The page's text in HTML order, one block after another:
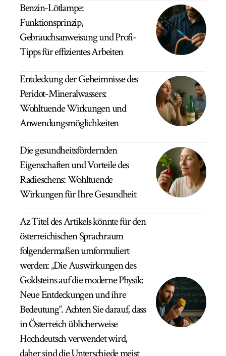
Benzin-Lötlampe:
Funktionsprinzip,
Gebrauchsanweisung und Profi-
Tipps für effizientes Arbeiten
Entdeckung der Geheimnisse des
Peridot-Mineralwassers:
Wohltuende Wirkungen und
Anwendungsmöglichkeiten
Die gesundheitsfördernden
Eigenschaften und Vorteile des
Radieschens: Wohltuende
Wirkungen für Ihre Gesundheit
Az Titel des Artikels könnte für den
österreichischen Sprachraum
folgendermaßen umformuliert
werden: „Die Auswirkungen des
Goldsteins auf die moderne Physik:
Neue Entdeckungen und ihre
Bedeutung“. Achten Sie darauf, dass
in Österreich üblicherweise
Hochdeutsch verwendet wird,
daher sind die Unterschiede meist